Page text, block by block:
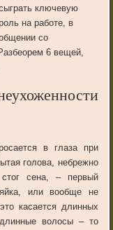
ключевую
на работе, в
со
6 вещей,
в глаза при
голова, небрежно
сена, – первый
или вообще не
касается длинных
волосы – то